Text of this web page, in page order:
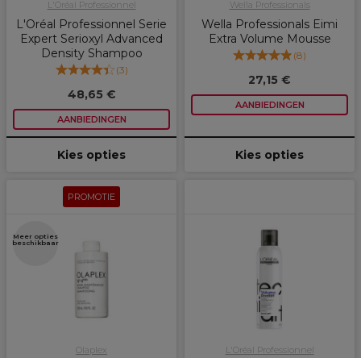
L'Oréal Professionnel
L'Oréal Professionnel Serie
Expert Serioxyl Advanced
Density Shampoo
(3)
48,65 €
AANBIEDINGEN
Kies opties
Wella Professionals
Wella Professionals Eimi
Extra Volume Mousse
(8)
27,15 €
AANBIEDINGEN
Kies opties
PROMOTIE
Meer opties
beschikbaar
Olaplex L'Oréal Professionnel